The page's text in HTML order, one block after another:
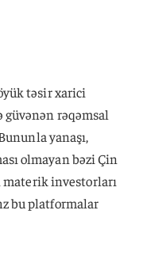
təsir xarici
rəqəmsal
yanaşı,
olmayan bəzi Çin
investorları
bu platformalar